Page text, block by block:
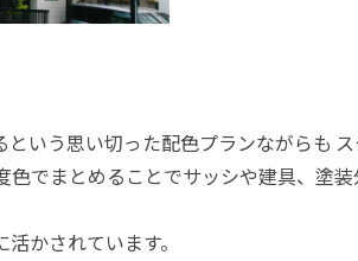
いう思い切った配色プランながらも ス
でまとめることでサッシや建具、塗
かされています。